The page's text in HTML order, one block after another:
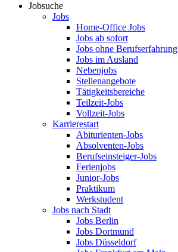
Jobsuche
Jobs
Home-Office Jobs
Jobs ab sofort
Jobs ohne Berufserfahrung
Jobs im Ausland
Nebenjobs
Stellenangebote
Tätigkeitsbereiche
Teilzeit-Jobs
Vollzeit-Jobs
Karrierestart
Abiturienten-Jobs
Absolventen-Jobs
Berufseinsteiger-Jobs
Ferienjobs
Junior-Jobs
Praktikum
Werkstudent
Jobs nach Stadt
Jobs Berlin
Jobs Dortmund
Jobs Düsseldorf